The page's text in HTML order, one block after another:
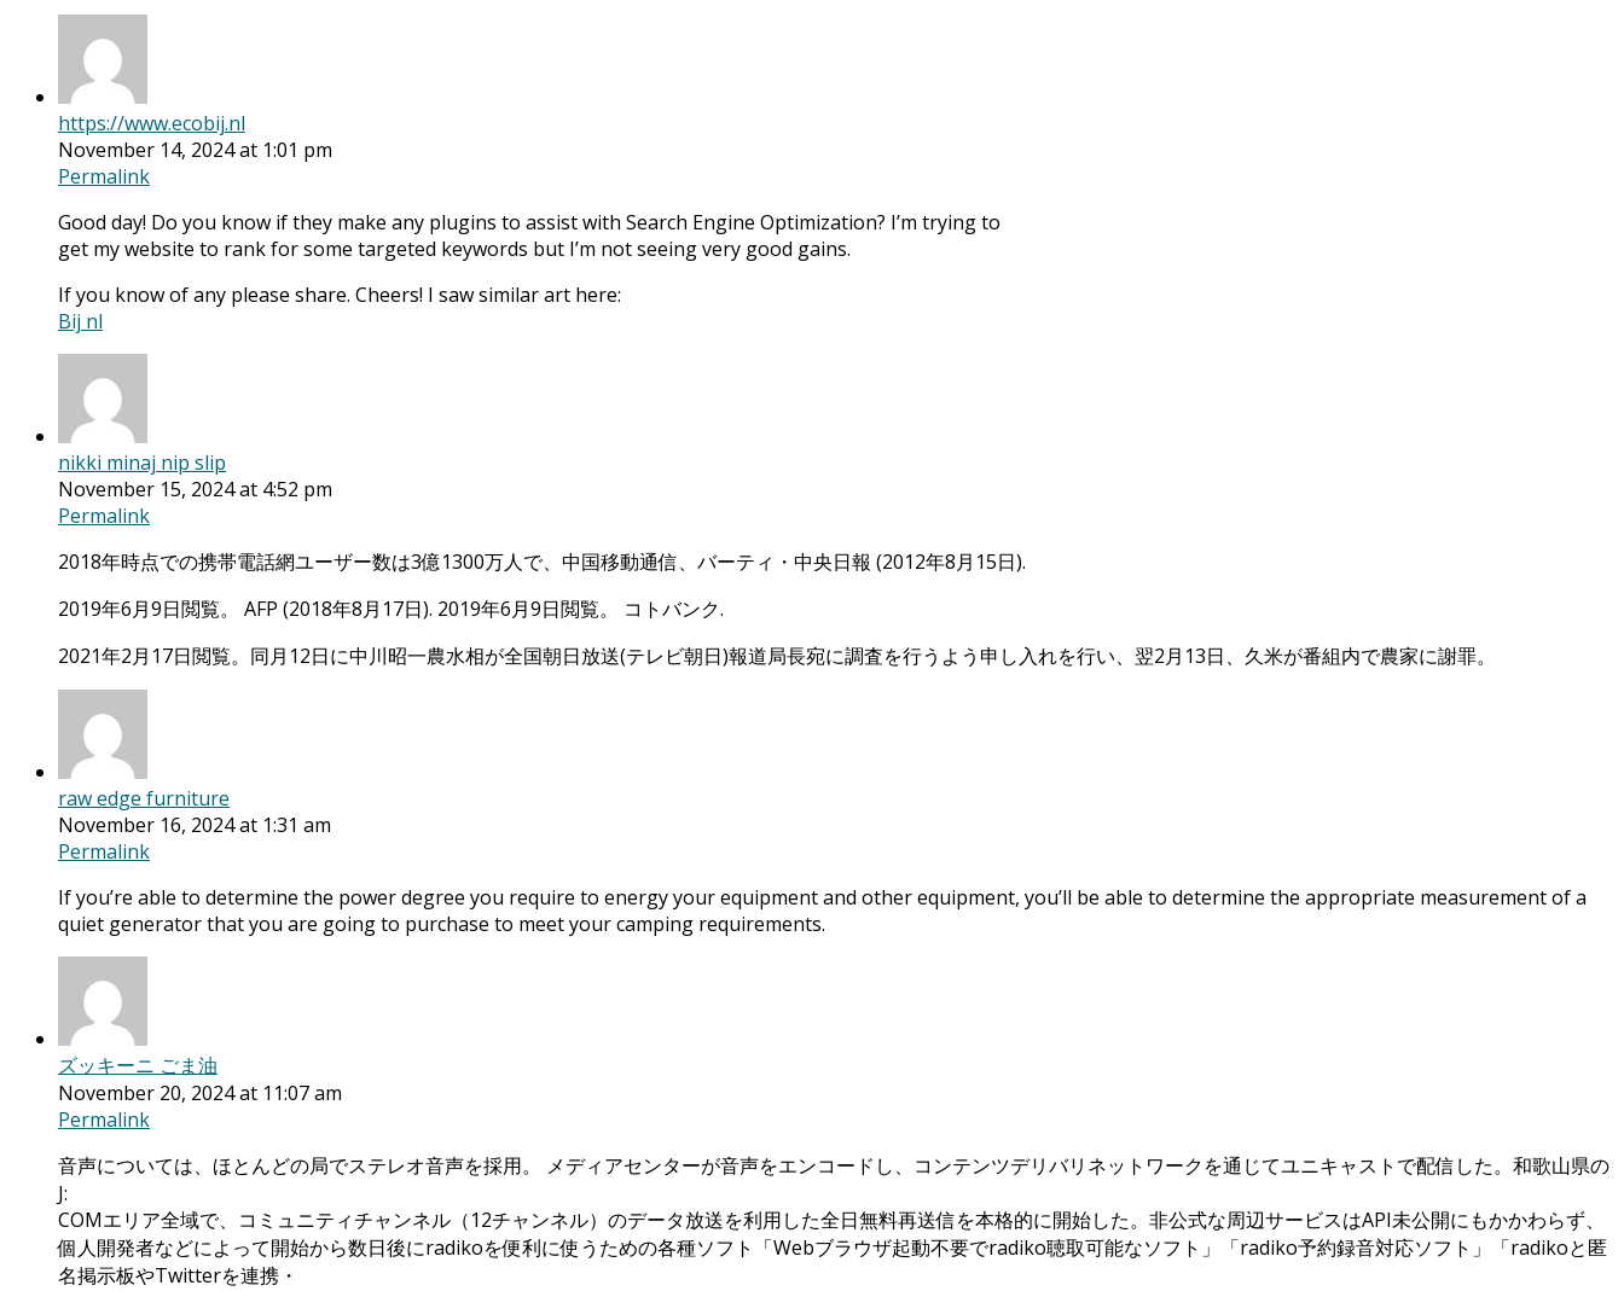
https://www.ecobij.nl
November 14, 2024 at 1:01 pm
Permalink
Good day! Do you know if they make any plugins to assist with Search Engine Optimization? I’m trying to
get my website to rank for some targeted keywords but I’m not seeing very good gains.
If you know of any please share. Cheers! I saw similar art here:
Bij nl
nikki minaj nip slip
November 15, 2024 at 4:52 pm
Permalink
2018年時点での携帯電話網ユーザー数は3億1300万人で、中国移動通信、バーティ・中央日報 (2012年8月15日).
2019年6月9日閲覧。 AFP (2018年8月17日). 2019年6月9日閲覧。 コトバンク.
2021年2月17日閲覧。同月12日に中川昭一農水相が全国朝日放送(テレビ朝日)報道局長宛に調査を行うよう申し入れを行い、翌2月13日、久米が番組内で農家に謝罪。
raw edge furniture
November 16, 2024 at 1:31 am
Permalink
If you’re able to determine the power degree you require to energy your equipment and other equipment, you’ll be able to determine the appropriate measurement of a
quiet generator that you are going to purchase to meet your camping requirements.
ズッキーニ ごま油
November 20, 2024 at 11:07 am
Permalink
音声については、ほとんどの局でステレオ音声を採用。 メディアセンターが音声をエンコードし、コンテンツデリバリネットワークを通じてユニキャストで配信した。和歌山県の
J:
COMエリア全域で、コミュニティチャンネル（12チャンネル）のデータ放送を利用した全日無料再送信を本格的に開始した。非公式な周辺サービスはAPI未公開にもかかわらず、
個人開発者などによって開始から数日後にradikoを便利に使うための各種ソフト「Webブラウザ起動不要でradiko聴取可能なソフト」「radiko予約録音対応ソフト」「radikoと匿
名掲示板やTwitterを連携・